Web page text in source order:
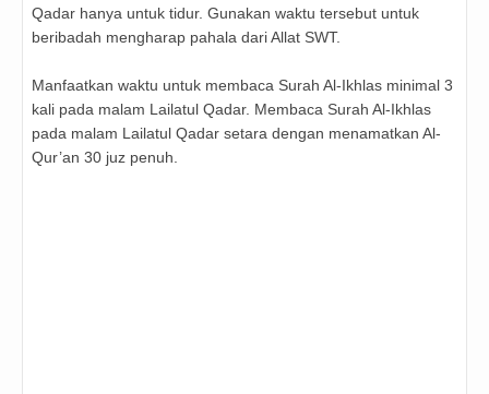
Qadar hanya untuk tidur. Gunakan waktu tersebut untuk
beribadah mengharap pahala dari Allat SWT.
Manfaatkan waktu untuk membaca Surah Al-Ikhlas minimal 3
kali pada malam Lailatul Qadar. Membaca Surah Al-Ikhlas
pada malam Lailatul Qadar setara dengan menamatkan Al-
Qur’an 30 juz penuh.